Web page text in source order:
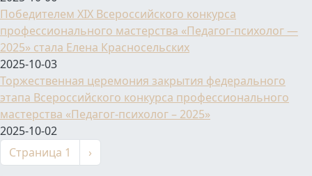
Победителем XIX Всероссийского конкурса
профессионального мастерства «Педагог-психолог —
2025» стала Елена Красносельских
2025-10-03
Торжественная церемония закрытия федерального
этапа Всероссийского конкурса профессионального
мастерства «Педагог-психолог – 2025»
2025-10-02
Нумерация страниц
Страница 1 Следующая страница
›